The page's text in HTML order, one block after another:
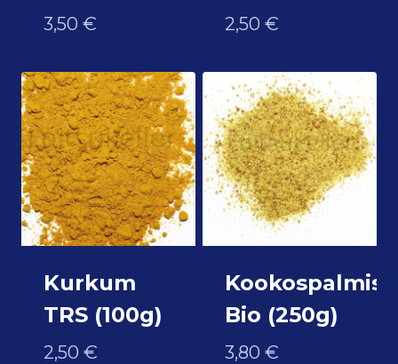
3,50 € 2,50 €
Kurkum
TRS (100g)
2,50 €
Bio (250g)
3,80 €